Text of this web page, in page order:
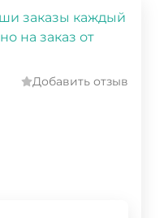
заказы каждый
на заказ от
Добавить отзыв